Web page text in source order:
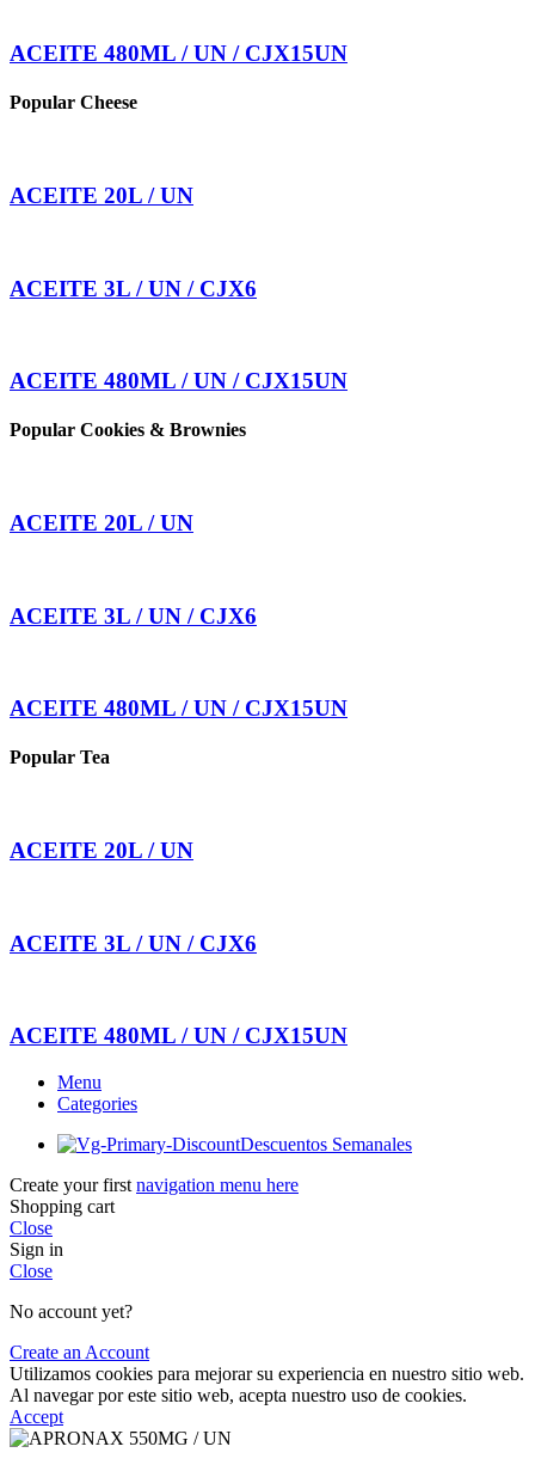
ACEITE 480ML / UN / CJX15UN
Popular Cheese
ACEITE 20L / UN
ACEITE 3L / UN / CJX6
ACEITE 480ML / UN / CJX15UN
Popular Cookies & Brownies
ACEITE 20L / UN
ACEITE 3L / UN / CJX6
ACEITE 480ML / UN / CJX15UN
Popular Tea
ACEITE 20L / UN
ACEITE 3L / UN / CJX6
ACEITE 480ML / UN / CJX15UN
Menu
Categories
Descuentos Semanales
Create your first navigation menu here
Shopping cart
Close
Sign in
Close
No account yet?
Create an Account
Utilizamos cookies para mejorar su experiencia en nuestro sitio web.
Al navegar por este sitio web, acepta nuestro uso de cookies.
Accept